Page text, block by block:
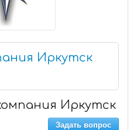
Иркутск
Иркутск
Задать вопрос